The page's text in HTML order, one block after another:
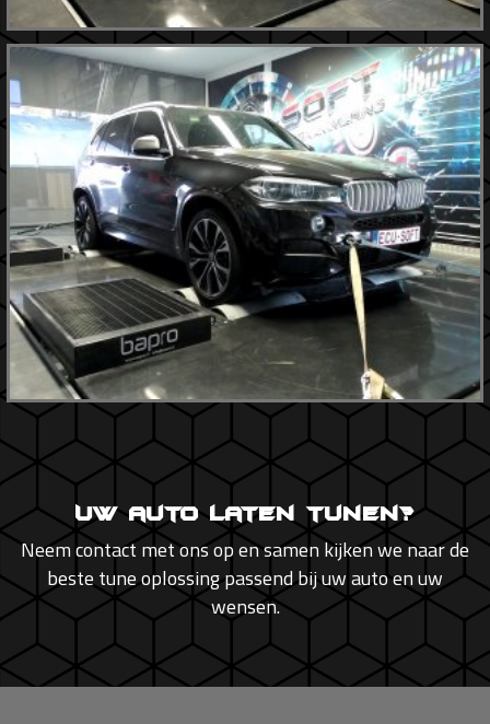
Uw auto laten tunen?
Neem contact met ons op en samen kijken we naar de
beste tune oplossing passend bij uw auto en uw
wensen.